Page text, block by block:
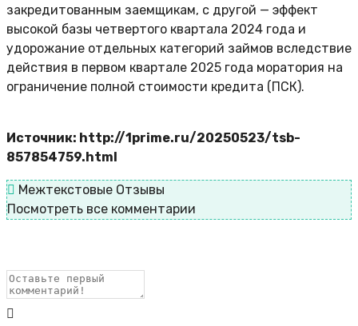
закредитованным заемщикам, с другой — эффект
высокой базы четвертого квартала 2024 года и
удорожание отдельных категорий займов вследствие
действия в первом квартале 2025 года моратория на
ограничение полной стоимости кредита (ПСК).
Источник: http://1prime.ru/20250523/tsb-
857854759.html
Межтекстовые Отзывы
Посмотреть все комментарии